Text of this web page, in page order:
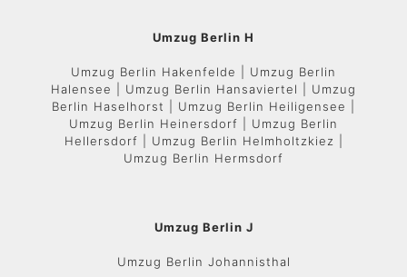
Umzug Berlin H
Umzug Berlin Hakenfelde | Umzug Berlin
Halensee | Umzug Berlin Hansaviertel | Umzug
Berlin Haselhorst | Umzug Berlin Heiligensee |
Umzug Berlin Heinersdorf | Umzug Berlin
Hellersdorf | Umzug Berlin Helmholtzkiez |
Umzug Berlin Hermsdorf
Umzug Berlin J
Umzug Berlin Johannisthal